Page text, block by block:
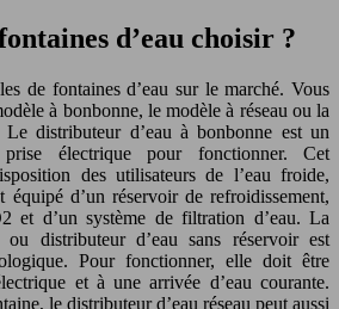
d’eau choisir ?
de fontaines d’eau sur le marché. Vous
à bonbonne, le modèle à réseau ou la
Le distributeur d’eau à bonbonne est un
électrique pour fonctionner. Cet
des utilisateurs de l’eau froide,
équipé d’un réservoir de refroidissement,
et d’un système de filtration d’eau. La
ou distributeur d’eau sans réservoir est
Pour fonctionner, elle doit être
et à une arrivée d’eau courante.
le distributeur d’eau réseau peut aussi